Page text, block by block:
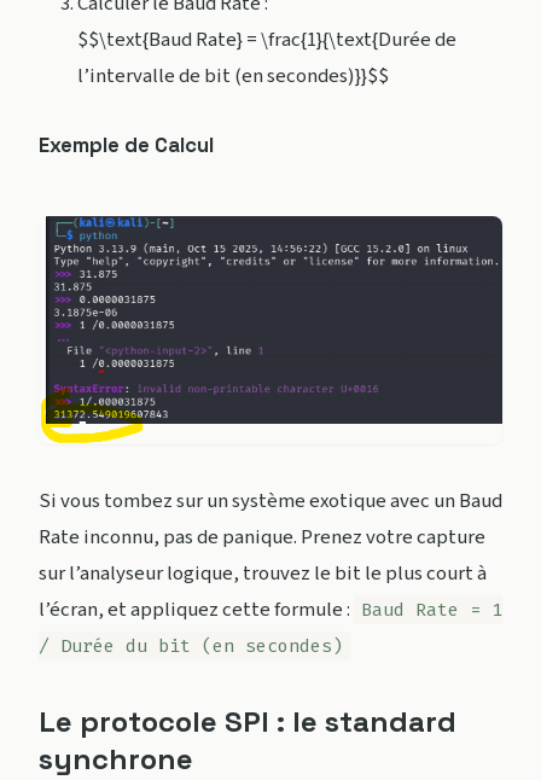
$$\text{Baud Rate} = \frac{1}{\text{Durée de
l’intervalle de bit (en secondes)}}$$
Exemple de Calcul
Si vous tombez sur un système exotique avec un Baud
Rate inconnu, pas de panique. Prenez votre capture
sur l’analyseur logique, trouvez le bit le plus court à
l’écran, et appliquez cette formule : Baud Rate = 1
/ Durée du bit (en secondes)
Le protocole SPI : le standard
synchrone